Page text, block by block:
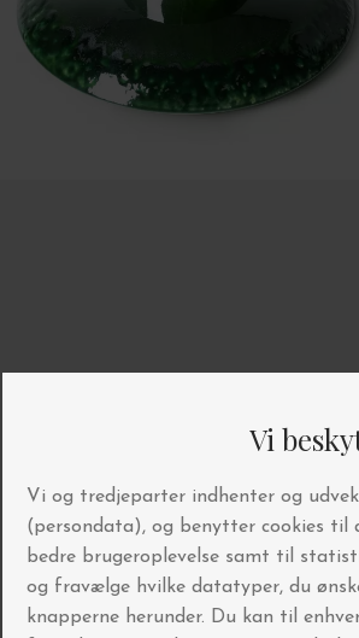
5% på din første ordre!
elskere
Tilmeld dig vores nyhedsbrev
deltagelse i konkurrencer
at vide, når vi holder lagersalg og events
til boligfornyelse hver uge